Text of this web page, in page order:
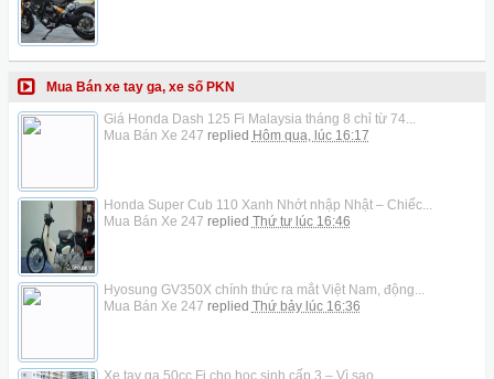
Mua Bán xe tay ga, xe số PKN
Giá Honda Dash 125 Fi Malaysia tháng 8 chỉ từ 74...
Mua Bán Xe 247 replied Hôm qua, lúc 16:17
Honda Super Cub 110 Xanh Nhớt nhập Nhật – Chiếc...
Mua Bán Xe 247 replied Thứ tư lúc 16:46
Hyosung GV350X chính thức ra mắt Việt Nam, động...
Mua Bán Xe 247 replied Thứ bảy lúc 16:36
Xe tay ga 50cc Fi cho học sinh cấp 3 – Vì sao...